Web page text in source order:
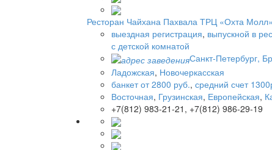
Ресторан Чайхана Пахвала ТРЦ «Охта Молл»
выездная регистрация, выпускной в
с детской комнатой
Санкт-Петербург,
Ладожская, Новочеркасская
банкет от 2800 руб., средний счет
Восточная, Грузинская, Европейская,
+7(812) 983-21-21, +7(812) 986-29-19